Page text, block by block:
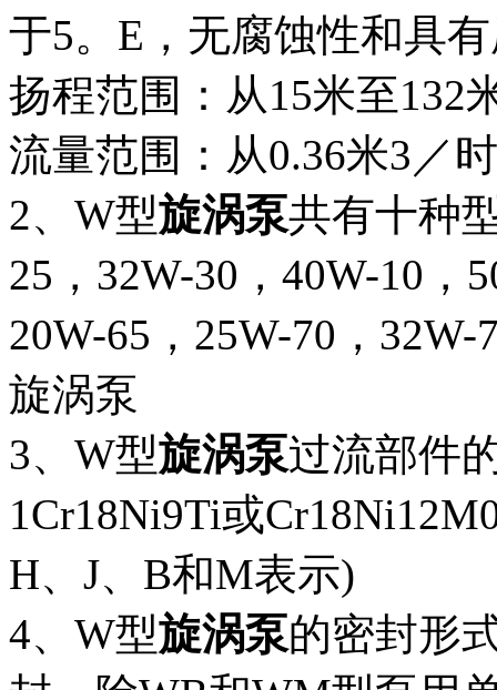
于5。E，无腐蚀性和具
扬程范围：从15米至132
流量范围：从0.36米3／
2、W型旋涡泵共有十种
25，32W-30，40W-10，
20W-65，25W-70，
旋涡泵
3、W型旋涡泵过流部件
1Cr18Ni9Ti或
H、J、B和M表示)
4、W型旋涡泵的密封形